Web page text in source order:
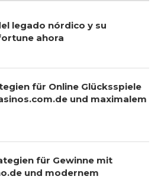
legado nórdico y su
ahora
für Online Glücksspiele
und maximalem
für Gewinne mit
und modernem